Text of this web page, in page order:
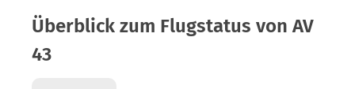
Überblick zum Flugstatus von AV
43